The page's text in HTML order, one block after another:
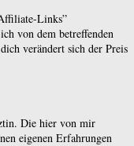
Links”
von dem betreffenden
verändert sich der Preis
Die hier von mir
eigenen Erfahrungen